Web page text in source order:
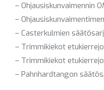
– Ohjausiskunvaimennin
–
– Casterkulmien
– Trimmikiekot
– Trimmikiekot
– Pahnhardtangon